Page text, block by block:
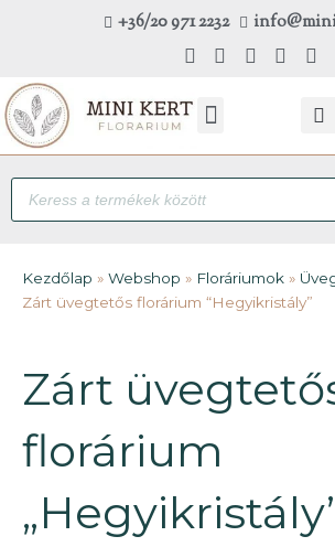
+36/20 971 2232
Products
search
Kezdőlap » Webshop » Floráriumok »
Zárt üvegtetős florárium “Hegyikristály”
Zárt
florárium